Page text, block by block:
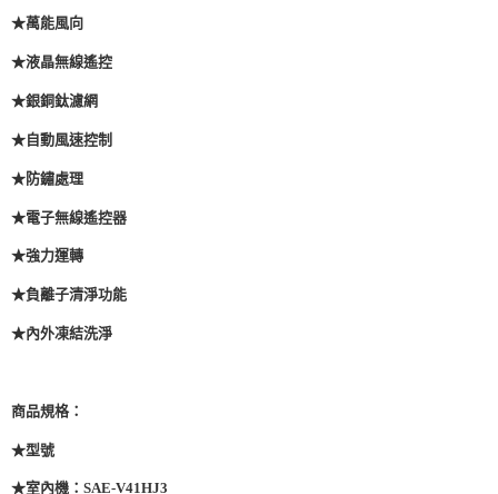
★萬能風向
★液晶無線遙控
★銀銅鈦濾網
★自動風速控制
★防鏽處理
★電子無線遙控器
★強力運轉
★負離子清淨功能
★內外凍結洗淨
商品規格：
★型號
★室內機：SAE-V41HJ3